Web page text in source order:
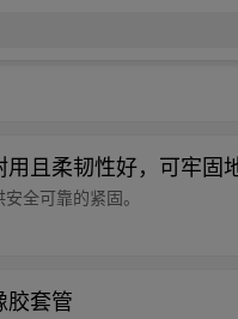
且柔韧性好，可牢固
全可靠的紧固。
胶套管